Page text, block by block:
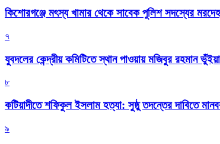
কিশোরগঞ্জে মৎস্য খামার থেকে সাবেক পুলিশ সদস্যের
৭
যুবদলের কেন্দ্রীয় কমিটিতে স্থান পাওয়ায় মজিবুর রহমান
৮
কটিয়াদীতে শফিকুল ইসলাম হত্যা: সুষ্ঠু তদন্তের দাবিতে
৯